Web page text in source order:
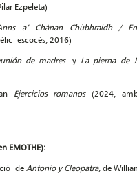
Ezpeleta)
a’ Chànan Chùbhraidh /
escocès, 2016)
de madresy La pierna de
Ejercicios romanos(2024,
EMOTHE):
de Antonio y Cleopatra, de